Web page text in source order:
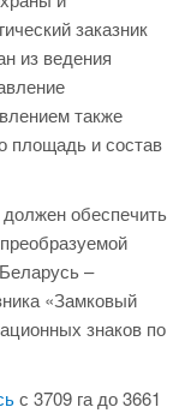
заказник
из ведения
также
площадь и состав
обеспечить
–
«Замковый
знаков по
с 3709 га до 3661